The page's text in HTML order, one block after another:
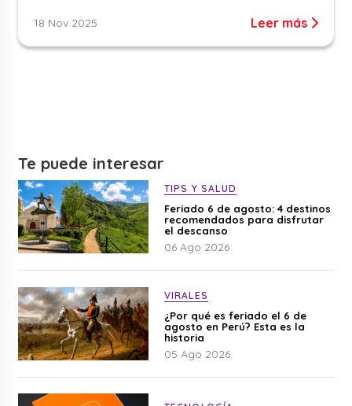
18 Nov 2025 Leer más
Te puede interesar
TIPS Y SALUD
Feriado 6 de agosto: 4 destinos
recomendados para disfrutar
el descanso
06 Ago 2026
VIRALES
¿Por qué es feriado el 6 de
agosto en Perú? Esta es la
historia
05 Ago 2026